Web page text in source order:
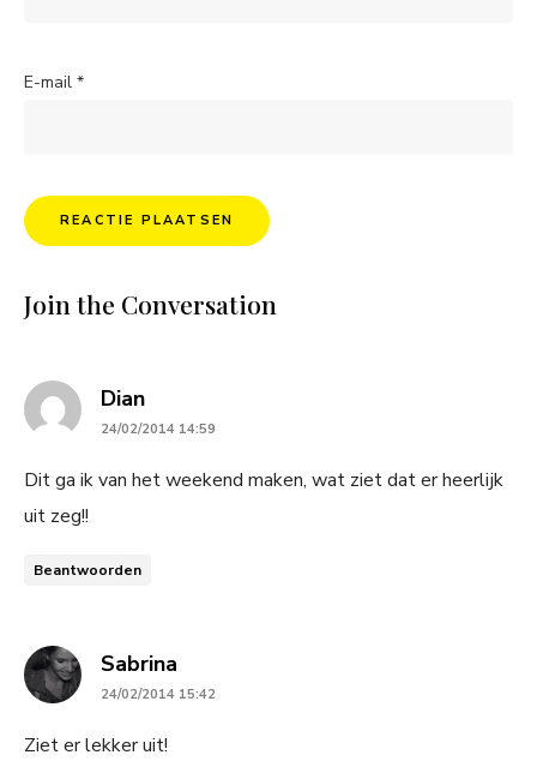
E-mail *
Join the Conversation
Diansays:
24/02/2014 14:59
Dit ga ik van het weekend maken, wat ziet dat er heerlijk
uit zeg!!
Beantwoorden
Sabrina
24/02/2014 15:42
Ziet er lekker uit!